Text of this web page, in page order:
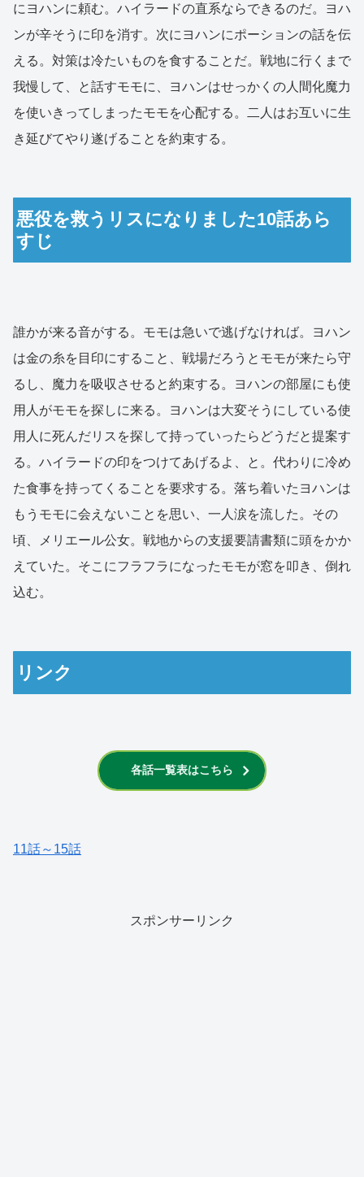
にヨハンに頼む。ハイラードの直系ならできるのだ。ヨハ
ンが辛そうに印を消す。次にヨハンにポーションの話を伝
える。対策は冷たいものを食することだ。戦地に行くまで
我慢して、と話すモモに、ヨハンはせっかくの人間化魔力
を使いきってしまったモモを心配する。二人はお互いに生
き延びてやり遂げることを約束する。
悪役を救うリスになりました10話あら
すじ
誰かが来る音がする。モモは急いで逃げなければ。ヨハン
は金の糸を目印にすること、戦場だろうとモモが来たら守
るし、魔力を吸収させると約束する。ヨハンの部屋にも使
用人がモモを探しに来る。ヨハンは大変そうにしている使
用人に死んだリスを探して持っていったらどうだと提案す
る。ハイラードの印をつけてあげるよ、と。代わりに冷め
た食事を持ってくることを要求する。落ち着いたヨハンは
もうモモに会えないことを思い、一人涙を流した。その
頃、メリエール公女。戦地からの支援要請書類に頭をかか
えていた。そこにフラフラになったモモが窓を叩き、倒れ
込む。
リンク
各話一覧表はこちら
11話～15話
スポンサーリンク